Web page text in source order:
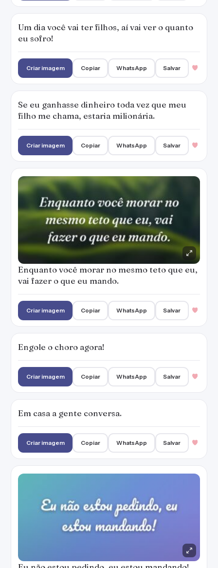
Um dia você vai ter filhos, aí vai ver o quanto
eu sofro!
Criar imagem Copiar WhatsApp Salvar
Se eu ganhasse dinheiro toda vez que meu
filho me chama, estaria milionária.
Criar imagem Copiar WhatsApp Salvar
Enquanto você morar no mesmo teto que eu,
vai fazer o que eu mando.
Criar imagem Copiar WhatsApp Salvar
Engole o choro agora!
Criar imagem Copiar WhatsApp Salvar
Em casa a gente conversa.
Criar imagem Copiar WhatsApp Salvar